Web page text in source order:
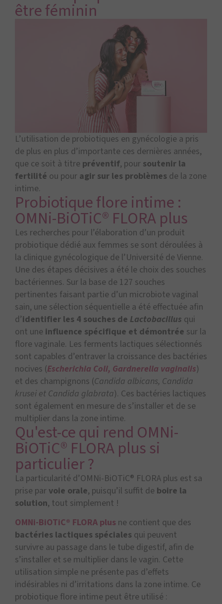
être féminin
L’utilisation de probiotiques en gynécologie a pris
de plus en plus d’importante ces dernières années,
que ce soit à titre préventif, pour soutenir la
fertilité ou pour agir sur les problèmes de la zone
intime.
Probiotique flore intime :
OMNi-BiOTiC® FLORA plus
Les recherches pour l’élaboration d’un produit
probiotique dédié aux femmes se sont déroulées à
la clinique gynécologique de l’Université de Vienne.
Une des étapes décisives a été le choix des souches
bactériennes. Sur la base de 127 souches
pertinentes faisant partie d’un microbiote vaginal
sain, une sélection séquentielle a été effectuée afin
d’identifier les 4 souches de Lactobacillus qui
ont une influence spécifique et démontrée sur la
flore vaginale. Les ferments lactiques sélectionnés
sont capables d’entraver la croissance des bactéries
nocives (Escherichia Coli, Gardnerella vaginalis)
et des champignons (Candida albicans, Candida
krusei et Candida glabrata). Ces bactéries lactiques
sont également en mesure de s’installer et de se
multiplier dans la zone intime.
Qu'est-ce qui rend OMNi-
BiOTiC® FLORA plus si
particulier ?
La particularité d’OMNi-BiOTiC® FLORA plus est sa
prise par voie orale, puisqu’il suffit de boire la
solution, tout simplement !
OMNi-BiOTiC® FLORA plus ne contient que des
bactéries lactiques spéciales qui peuvent
survivre au passage dans le tube digestif, afin de
s’installer et se multiplier dans le vagin. Cette
utilisation simple ne présente pas d’effets
indésirables ni d’irritations dans la zone intime. Ce
probiotique flore intime peut être utilisé :